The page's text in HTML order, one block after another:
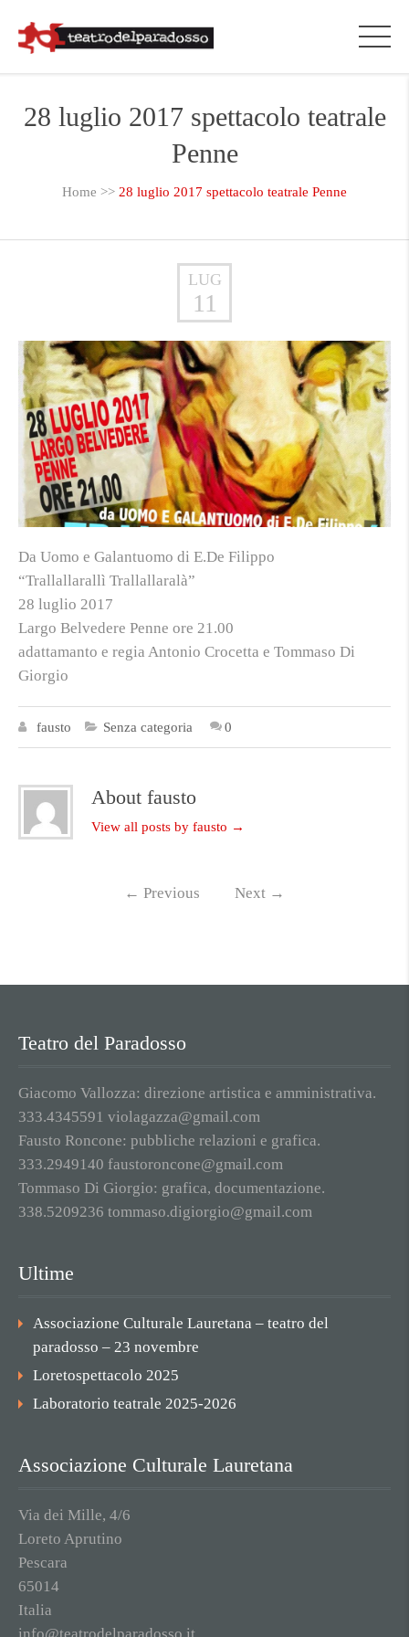
28 luglio 2017 spettacolo teatrale
Penne
Home >> 28 luglio 2017 spettacolo teatrale Penne
LUG
11
Da Uomo e Galantuomo di E.De Filippo
“Trallallarallì Trallallaralà”
28 luglio 2017
Largo Belvedere Penne ore 21.00
adattamanto e regia Antonio Crocetta e Tommaso Di
Giorgio
fausto Senza categoria 0
About fausto
View all posts by fausto →
← Previous Next →
Teatro del Paradosso
Giacomo Vallozza: direzione artistica e amministrativa.
333.4345591 violagazza@gmail.com
Fausto Roncone: pubbliche relazioni e grafica.
333.2949140 faustoroncone@gmail.com
Tommaso Di Giorgio: grafica, documentazione.
338.5209236 tommaso.digiorgio@gmail.com
Ultime
Associazione Culturale Lauretana – teatro del
paradosso – 23 novembre
Loretospettacolo 2025
Laboratorio teatrale 2025-2026
Associazione Culturale Lauretana
Via dei Mille, 4/6
Loreto Aprutino
Pescara
65014
Italia